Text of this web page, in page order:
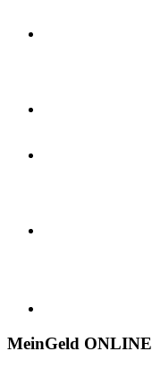
MeinGeld ONLINE